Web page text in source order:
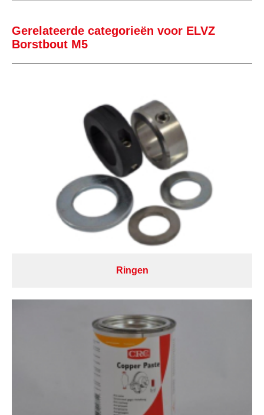
Gerelateerde categorieën voor ELVZ
Borstbout M5
Ringen